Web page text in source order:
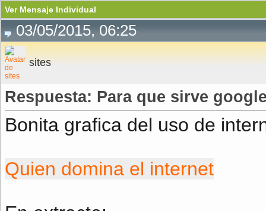
Ver Mensaje Individual
03/05/2015, 06:25
sites
Respuesta: Para que sirve
Bonita grafica del uso de
Quien domina el internet